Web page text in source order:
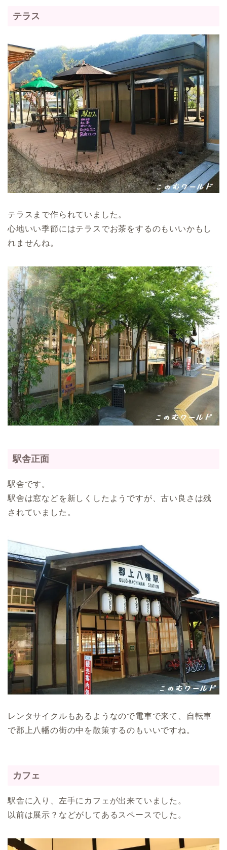
テラス
テラスまで作られていました。
心地いい季節にはテラスでお茶をするのもいいかもし
れませんね。
駅舎正面
駅舎です。
駅舎は窓などを新しくしたようですが、古い良さは残
されていました。
レンタサイクルもあるようなので電車で来て、自転車
で郡上八幡の街の中を散策するのもいいですね。
カフェ
駅舎に入り、左手にカフェが出来ていました。
以前は展示？などがしてあるスペースでした。